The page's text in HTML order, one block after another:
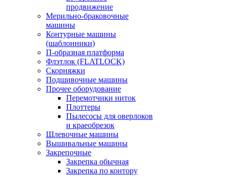
продвижение
Мерильно-браковочные
машины
Контурные машины
(шаблонники)
П-образная платформа
Флэтлок (FLATLOCK)
Скорняжки
Подшивочные машины
Прочее оборудование
Перемотчики ниток
Плоттеры
Пылесосы для оверлоков
и краеобрезок
Шлевочные машины
Вышивальные машины
Закрепочные
Закрепка обычная
Закрепка по контору